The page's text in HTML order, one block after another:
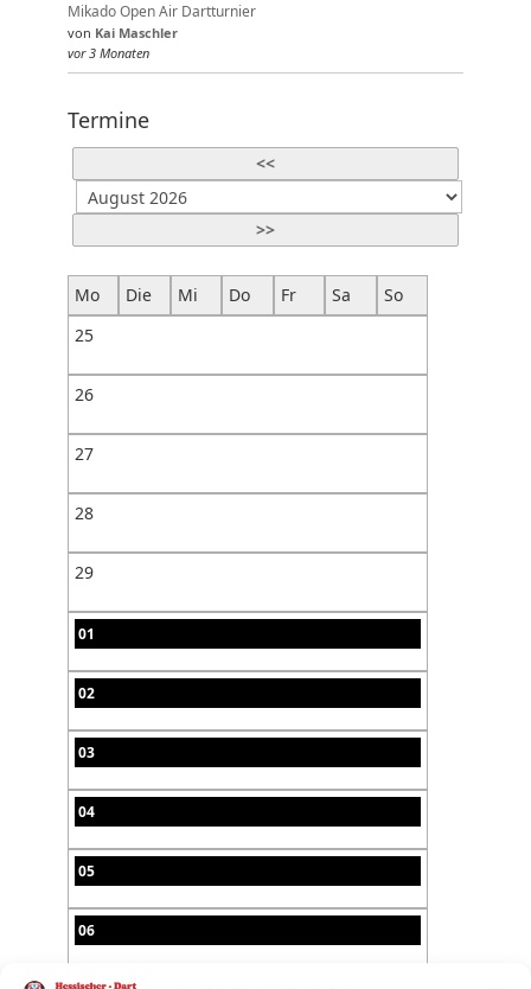
Mikado Open Air Dartturnier
von Kai Maschler
vor 3 Monaten
Termine
<<
>>
Mo Die Mi Do Fr Sa
So
25
26
27
28
29
01
02
03
04
05
06